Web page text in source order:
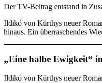
Der TV-Beitrag entstand in
Ildikó von Kürthys neuer
hinaus. Ein überraschendes
„Eine halbe Ewigkeit“
Ildikó von Kürthys neuer